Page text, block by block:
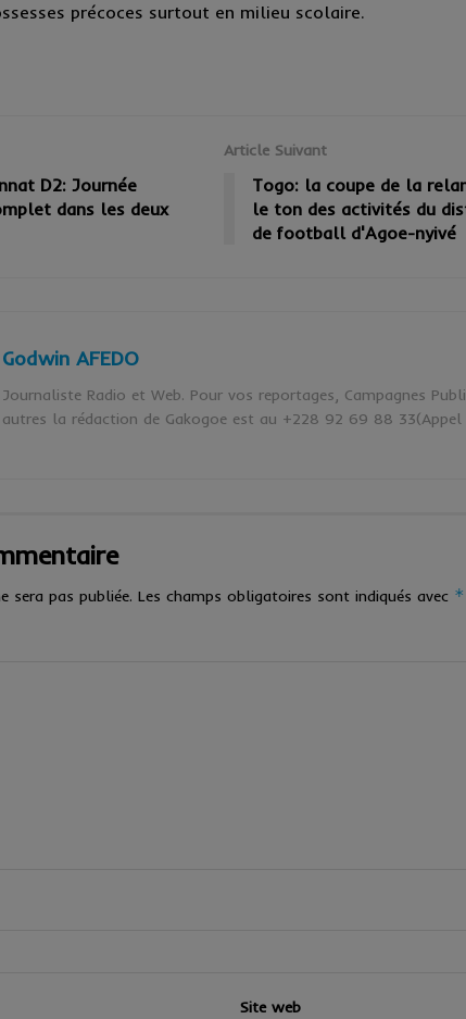
précoces surtout en milieu scolaire.
D2: Journée
dans les deux
Article Suivant
Togo: la coupe de la
le ton des activités du
de football d'Agoe-nyivé
Godwin AFEDO
Journaliste Radio et Web. Pour vos reportages, Campagnes
autres la rédaction de Gakogoe est au +228 92 69 88 33(Appel
sera pas publiée. Les champs obligatoires sont indiqués avec *
Site web